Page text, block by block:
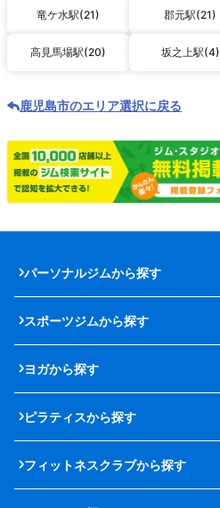
竜ケ水駅(21) 郡元駅(21)
高見馬場駅(20) 坂之上駅(4)
鹿児島市のエリア選択に戻る
パーソナルジムから探す
スポーツジムから探す
ヨガから探す
ピラティスから探す
フィットネスクラブから探す